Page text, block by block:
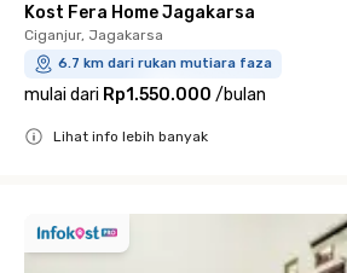
Kost Fera Home Jagakarsa
Ciganjur, Jagakarsa
6.7 km dari rukan mutiara faza
mulai dari Rp1.550.000 /bulan
Lihat info lebih banyak